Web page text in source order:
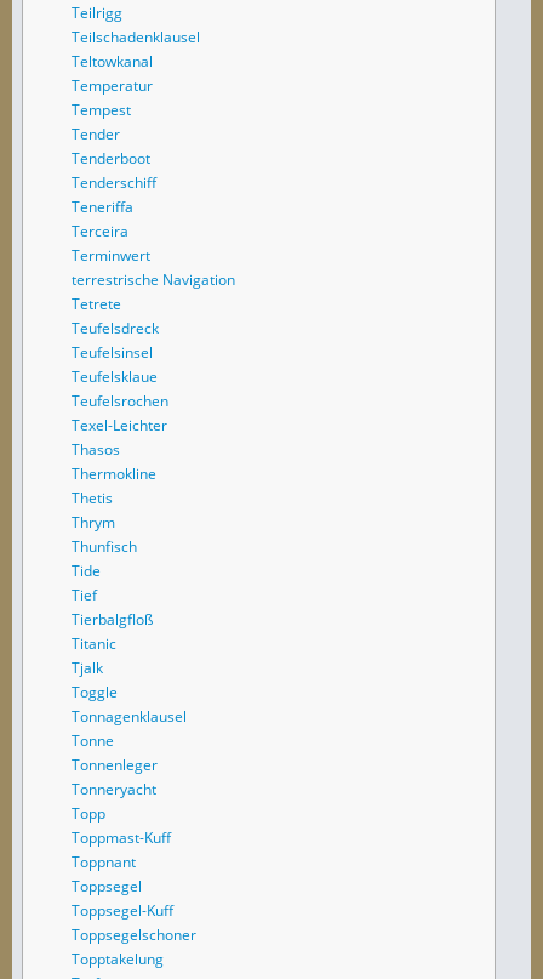
Teilrigg
Teilschadenklausel
Teltowkanal
Temperatur
Tempest
Tender
Tenderboot
Tenderschiff
Teneriffa
Terceira
Terminwert
terrestrische Navigation
Tetrete
Teufelsdreck
Teufelsinsel
Teufelsklaue
Teufelsrochen
Texel-Leichter
Thasos
Thermokline
Thetis
Thrym
Thunfisch
Tide
Tief
Tierbalgfloß
Titanic
Tjalk
Toggle
Tonnagenklausel
Tonne
Tonnenleger
Tonneryacht
Topp
Toppmast-Kuff
Toppnant
Toppsegel
Toppsegel-Kuff
Toppsegelschoner
Topptakelung